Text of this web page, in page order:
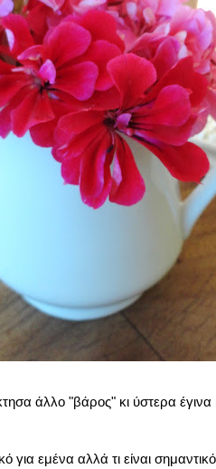
άλλο "βάρος" κι ύστερα
για εμένα αλλά τι είναι